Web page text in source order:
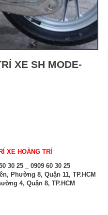
XE SH MODE-
XE HOÀNG TRÍ
30 25 _ 0909 60 30 25
Phường 8, Quận 11, TP.HCM
4, Quận 8, TP.HCM